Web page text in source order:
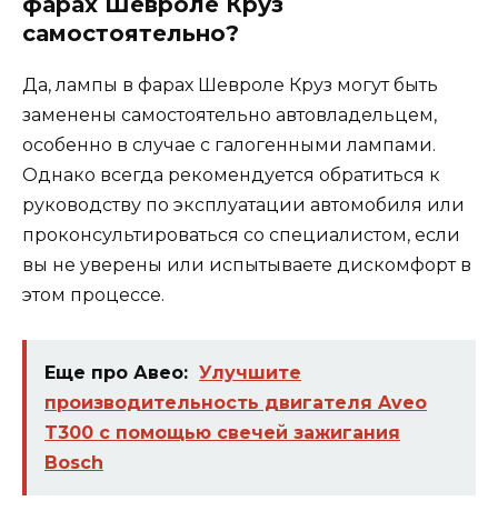
самостоятельно?
Да, лампы в фарах Шевроле Круз могут быть
заменены самостоятельно автовладельцем,
особенно в случае с галогенными лампами.
Однако всегда рекомендуется обратиться к
руководству по эксплуатации автомобиля или
проконсультироваться со специалистом, если
вы не уверены или испытываете дискомфорт в
этом процессе.
Еще про Авео: Улучшите
производительность двигателя Aveo
T300 с помощью свечей зажигания
Bosch